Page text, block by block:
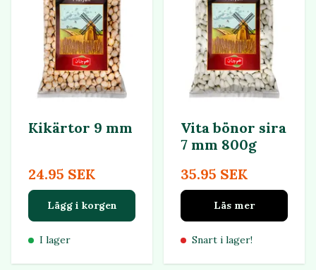
Kikärtor 9 mm
24.95 SEK
Lägg i korgen
I lager
Vita bönor sira
7 mm 800g
35.95 SEK
Läs mer
Snart i lager!